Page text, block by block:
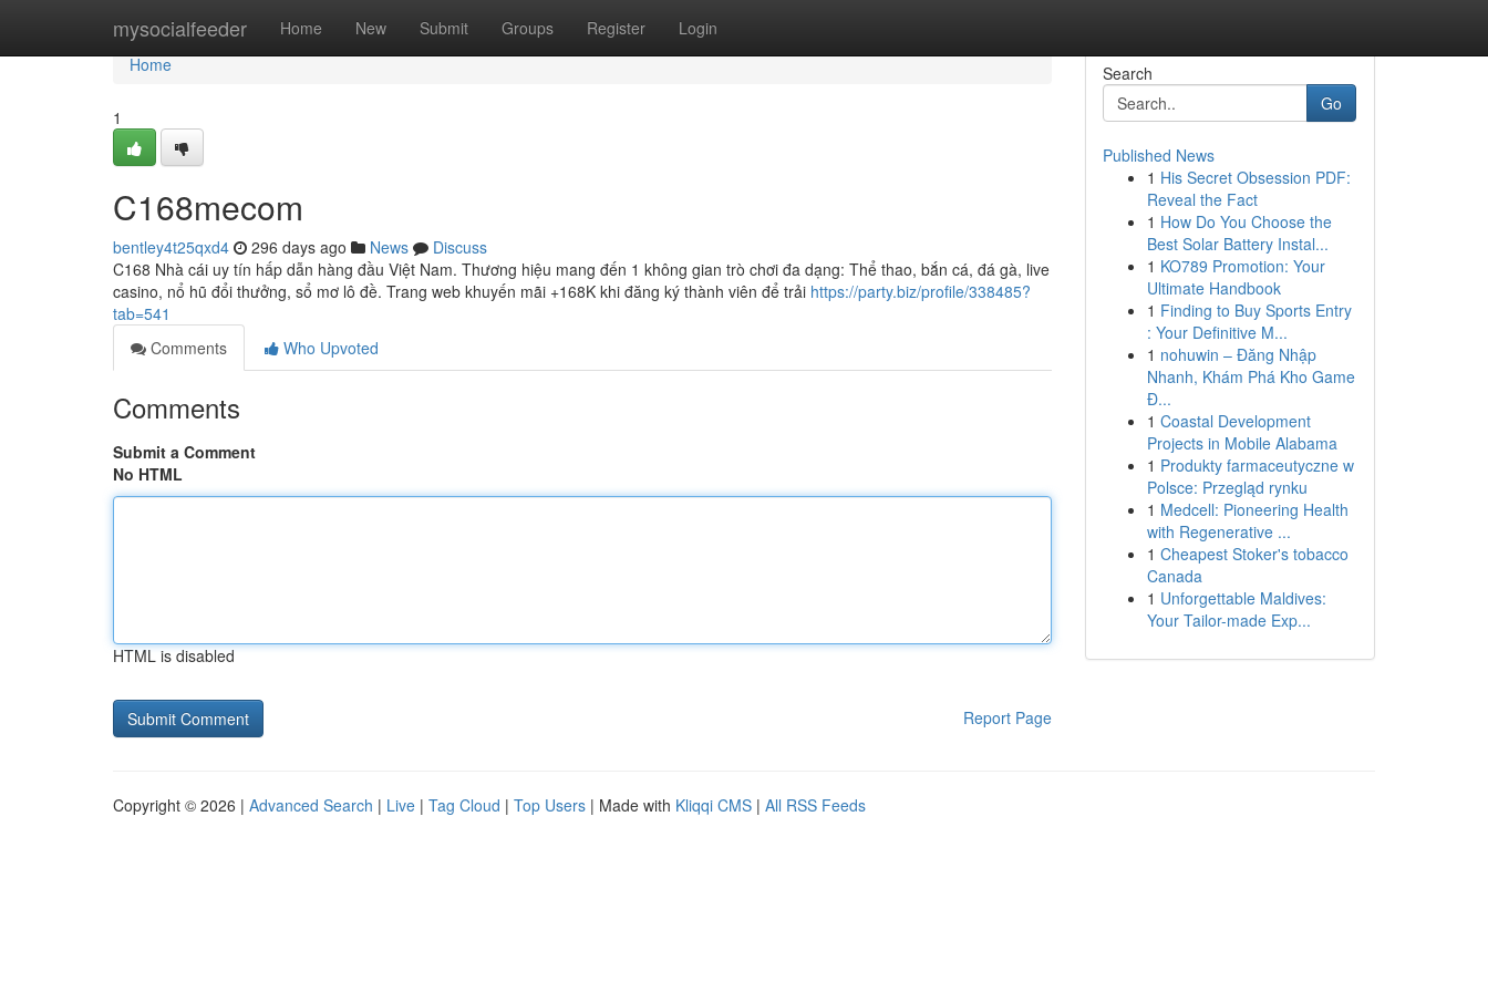
mysocialfeeder Home New Submit Groups Register Login
Home
Home
1
C168mecom
bentley4t25qxd4 296 days ago News
Discuss
C168 Nhà cái uy tín hấp dẫn hàng đầu Việt Nam. Thương hiệu mang đến 1 không gian trò chơi đa dạng: Thể thao, bắn cá, đá gà, live
casino, nổ hũ đổi thưởng, sổ mơ lô đề. Trang web khuyến mãi +168K khi đăng ký thành viên để trải https://party.biz/profile/338485?
tab=541
Comments
Who Upvoted
Comments
Submit a Comment
No HTML
HTML is disabled
Report Page
Search
Go
Published News
1 His Secret Obsession PDF:
Reveal the Fact
1 How Do You Choose the
Best Solar Battery Instal...
1 KO789 Promotion: Your
Ultimate Handbook
1 Finding to Buy Sports Entry
: Your Definitive M...
1 nohuwin – Đăng Nhập
Nhanh, Khám Phá Kho Game
Đ...
1 Coastal Development
Projects in Mobile Alabama
1 Produkty farmaceutyczne w
Polsce: Przegląd rynku
1 Medcell: Pioneering Health
with Regenerative ...
1 Cheapest Stoker's tobacco
Canada
1 Unforgettable Maldives:
Your Tailor-made Exp...
Copyright © 2026 | Advanced Search | Live | Tag Cloud | Top Users | Made with Kliqqi CMS | All RSS Feeds